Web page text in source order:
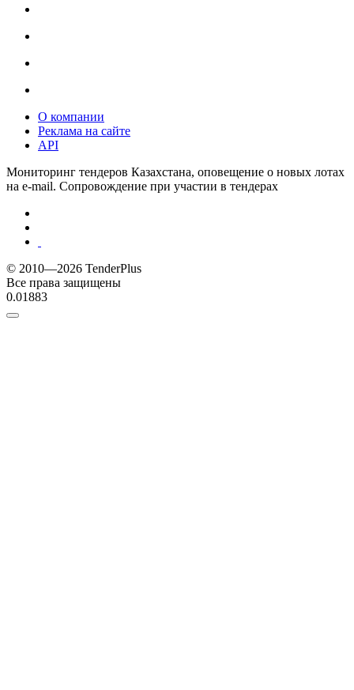
О компании
Реклама на сайте
API
Мониторинг тендеров Казахстана, оповещение о новых лотах
на e-mail. Сопровождение при участии в тендерах
© 2010—2026 TenderPlus
Все права защищены
0.01883